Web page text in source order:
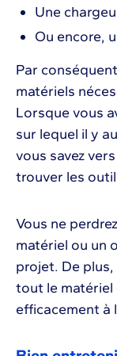
Une
Ou encore,
Par
matériels
Lorsque vous
sur lequel il y
vous savez
trouver les
Vous ne
matériel ou un
projet. De plus,
tout le matériel
efficacement à